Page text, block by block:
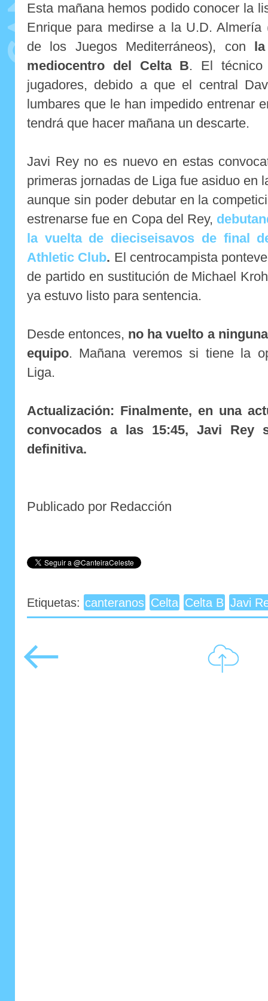
Esta mañana hemos podido conocer la
Enrique para medirse a la U.D. Almería
de los Juegos Mediterráneos), con
mediocentro del Celta B. El técnico
jugadores, debido a que el central
lumbares que le han impedido entrenar
tendrá que hacer mañana un descarte.
Javi Rey no es nuevo en estas
primeras jornadas de Liga fue asiduo en
aunque sin poder debutar en la
estrenarse fue en Copa del Rey,
la vuelta de dieciseisavos de final
Athletic Club. El centrocampista
de partido en sustitución de Michael
ya estuvo listo para sentencia.
Desde entonces, no ha vuelto a
equipo. Mañana veremos si tiene la
Liga.
Actualización: Finalmente, en una
convocados a las 15:45, Javi
definitiva.
Publicado por Redacción
Etiquetas: canteranos Celta Celta B Javi